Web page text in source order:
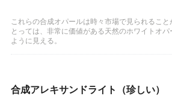
これらの合成オパールは時々市場で見られるこ
とっては、非常に価値がある天然のホワイトオ
ように見える。
合成アレキサンドライト（珍しい）